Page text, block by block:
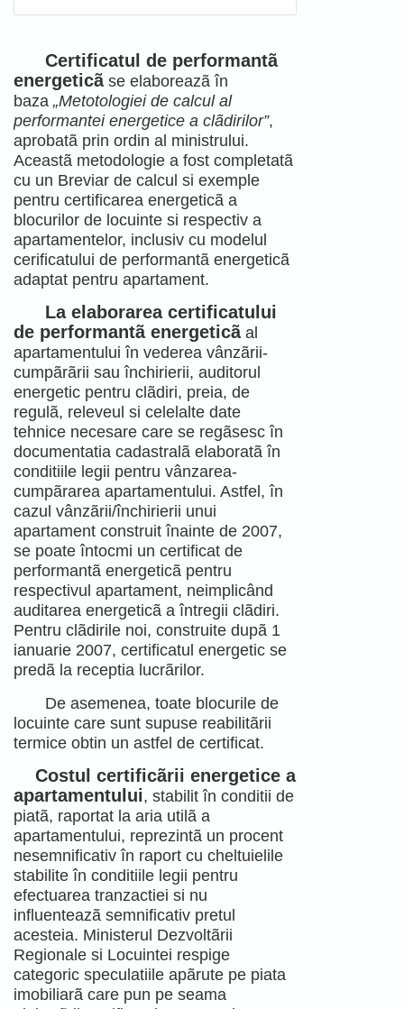
Certificatul de performantã
energeticãse elaboreazã în
baza „Metotologiei de calcul al
performantei energetice a clãdirilor”,
aprobatã prin ordin al ministrului.
Aceastã metodologie a fost completatã
cu un Breviar de calcul si exemple
pentru certificarea energeticã a
blocurilor de locuinte si respectiv a
apartamentelor, inclusiv cu modelul
cerificatului de performantã energeticã
adaptat pentru apartament.
La elaborarea certificatului
de performantã energeticãal
apartamentului în vederea vânzãrii-
cumpãrãrii sau închirierii, auditorul
energetic pentru clãdiri, preia, de
regulã, releveul si celelalte date
tehnice necesare care se regãsesc în
documentatia cadastralã elaboratã în
conditiile legii pentru vânzarea-
cumpãrarea apartamentului. Astfel, în
cazul vânzãrii/închirierii unui
apartament construit înainte de 2007,
se poate întocmi un certificat de
performantã energeticã pentru
respectivul apartament, neimplicând
auditarea energeticã a întregii clãdiri.
Pentru clãdirile noi, construite dupã 1
ianuarie 2007, certificatul energetic se
predã la receptia lucrãrilor.
De asemenea, toate blocurile de
locuinte care sunt supuse reabilitãrii
termice obtin un astfel de certificat.
Costul certificãrii energetice a
apartamentului, stabilit în conditii de
piatã, raportat la aria utilã a
apartamentului, reprezintã un procent
nesemnificativ în raport cu cheltuielile
stabilite în conditiile legii pentru
efectuarea tranzactiei si nu
influenteazã semnificativ pretul
acesteia. Ministerul Dezvoltãrii
Regionale si Locuintei respige
categoric speculatiile apãrute pe piata
imobiliarã care pun pe seama